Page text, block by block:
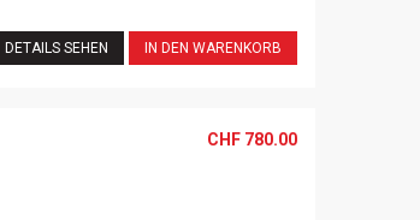
DETAILS SEHEN IN DEN WARENKORB
CHF 780.00